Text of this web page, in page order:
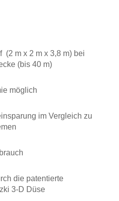
(2 m x 2 m x 3,8 m) bei
(bis 40 m)
möglich
im Vergleich zu
die patentierte
3-D Düse